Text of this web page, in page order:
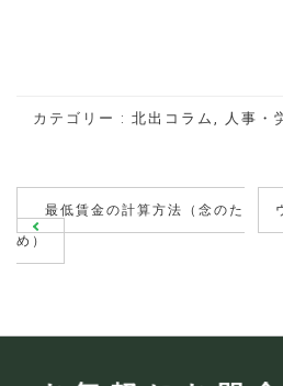
カテゴリー : 北出コラム , 人事・
投
稿
ビ
最低賃金の計算方法（念のた
め）